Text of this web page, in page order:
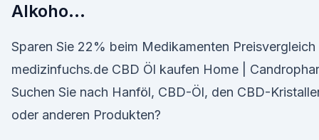
Alkoho…
Sparen Sie 22% beim Medikamenten Preisvergleich
medizinfuchs.de CBD Öl kaufen Home |
Suchen Sie nach Hanföl, CBD-Öl, den CBD-
oder anderen Produkten?